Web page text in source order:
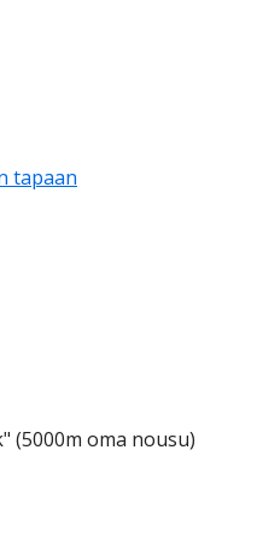
tapaan
(5000m oma nousu)